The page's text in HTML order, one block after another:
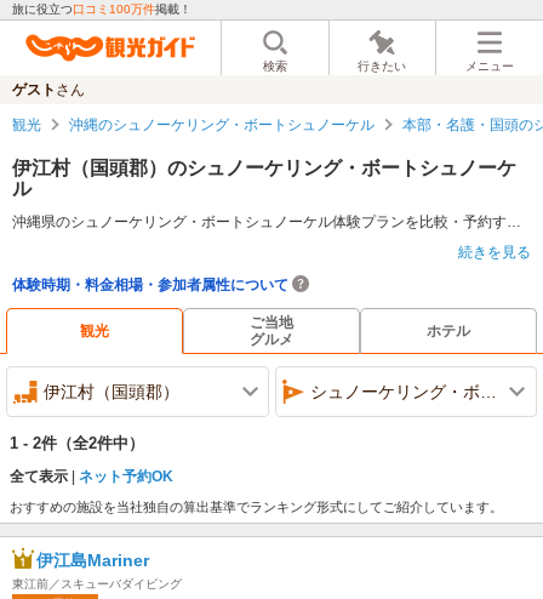
旅に役立つ口コミ100万件掲載！
検索 行きたい メニュー
ゲスト さん
観光 沖縄のシュノーケリング・ボートシュノーケル 本部・名護・国頭の
伊江村（国頭郡）のシュノーケリング・ボートシュノーケ
ル
沖縄県のシュノーケリング・ボートシュノーケル体験プランを比較・予約するならじゃらんnet。ランキング・料金・口コミ情報で比較検討し、ネット予約で魅力的なアクティビティを体験しよう。
沖縄県のシュノーケリング・ボートシュノーケルの特徴
沖縄では、透明度が高い海で海の中に広がるサンゴやカラフルな熱帯魚たちの姿を眺められるシュノーケリングを楽しめる。水深10mもの海の底を覗くことができるビーチもあるのが魅力だ。
マンタを探索するシュノーケリングやウミガメを探索するシュノーケリングといったおもしろ体験も可能。ボートシュノーケル、洞窟ツアーといった楽しみ方もあり、バラエティにとんだ体験ができる。
ぷかぷかと海の上を漂いながら、太陽のぬくもりを背中に感じて、海中に広がる別世界を気軽に楽しめるとあって、沖縄本島でも離島でも、さまざまなビーチで可能なアクティビティだ。
続きを見る
体験時期・料金相場・参加者属性について
観光
ご当地
グルメ
ホテル
伊江村（国頭郡） シュノーケリング・ボートシュノーケル
1 - 2件 （全2件中）
全て表示 ネット予約OK
おすすめの施設を当社独自の算出基準でランキング形式にしてご紹介しています。
伊江島Mariner
東江前／スキューバダイビング